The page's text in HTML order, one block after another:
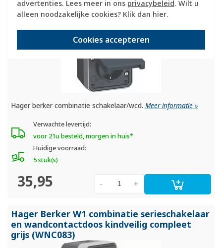
advertenties. Lees meer in ons privacybeleid. Wilt u
alleen noodzakelijke cookies? Klik dan hier.
Cookies accepteren
Hager berker combinatie schakelaar/wcd.Meer informatie »
Verwachte levertijd:
voor 21u besteld, morgen in huis*
Huidige voorraad:
5 stuk(s)
35,95 +
-
Hager Berker W1 combinatie serieschakelaar
en wandcontactdoos kindveilig compleet
grijs (WNC083)